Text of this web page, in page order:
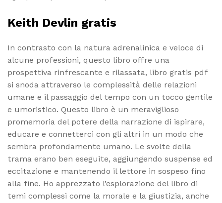
Keith Devlin gratis
In contrasto con la natura adrenalinica e veloce di
alcune professioni, questo libro offre una
prospettiva rinfrescante e rilassata, libro gratis pdf
si snoda attraverso le complessità delle relazioni
umane e il passaggio del tempo con un tocco gentile
e umoristico. Questo libro è un meraviglioso
promemoria del potere della narrazione di ispirare,
educare e connetterci con gli altri in un modo che
sembra profondamente umano. Le svolte della
trama erano ben eseguite, aggiungendo suspense ed
eccitazione e mantenendo il lettore in sospeso fino
alla fine. Ho apprezzato l’esplorazione del libro di
temi complessi come la morale e la giustizia, anche